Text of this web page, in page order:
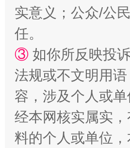
扯下公款旅游的“隐身衣”
“蜀中异人”王建安的艺术幻境
实意义；公众/公
任。
③ 如你所反映投
法规或不文明用
容，涉及个人或
经本网核实属实
料的个人或单位